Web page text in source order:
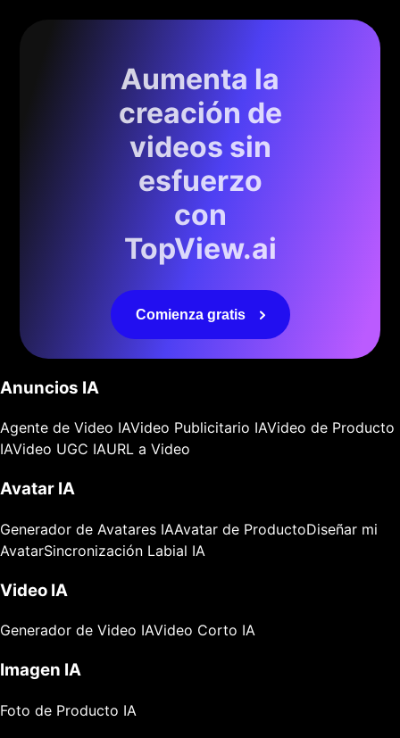
Aumenta la
creación de
videos sin
esfuerzo
con
TopView.ai
Comienza gratis
Anuncios IA
Agente de Video IAVideo Publicitario IAVideo de Producto
IAVideo UGC IAURL a Video
Avatar IA
Generador de Avatares IAAvatar de ProductoDiseñar mi
AvatarSincronización Labial IA
Video IA
Generador de Video IAVideo Corto IA
Imagen IA
Foto de Producto IA